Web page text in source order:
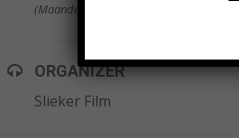
(Maandag) 14:30
ORGANIZER
Slieker Film